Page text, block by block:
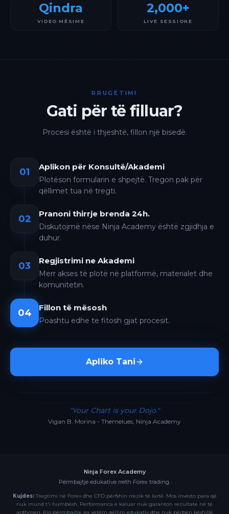
Qindra
VIDEO MËSIME
2,000+
LIVE SESSIONE
RRUGËTIMI
Gati për të filluar?
Procesi është i thjeshtë, fillon një bisedë.
01 Aplikon për Konsultë/Akademi
Plotëson formularin e shpejtë. Tregon pak për
qëllimet tua në tregti.
02 Pranoni thirrje brenda 24h.
Diskutojmë nëse Ninja Academy është zgjidhja e
duhur.
03 Regjistrimi ne Akademi
Merr akses të plotë në platformë, materialet dhe
komunitetin.
04 Fillon të mësosh
Poashtu edhe te fitosh gjat procesit.
Apliko Tani
"Your Chart is your Dojo."
Vigan B. Morina - Themelues, Ninja Academy
Ninja Forex Academy
Përmbajtje edukative rreth Forex trading.
Kujdes:Tregtimi në Forex dhe CFD përfshin rrezik të lartë. Mos investo para që
nuk mund t'i humbësh. Performanca e kaluar nuk garanton rezultate në të
ardhmen. Kjo përmbajtje ka vetëm qëllim edukativ dhe nuk përbën këshillë